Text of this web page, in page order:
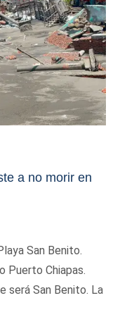
a no morir en
San Benito.
Puerto Chiapas.
será San Benito. La